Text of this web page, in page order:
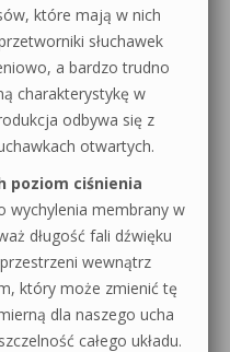
które mają w nich
słuchawek
a bardzo trudno
charakterystykę w
odbywa się z
otwartych.
poziom ciśnienia
wychylenia membrany w
długość fali dźwięku
wewnątrz
który może zmienić tę
dla naszego ucha
całego układu.